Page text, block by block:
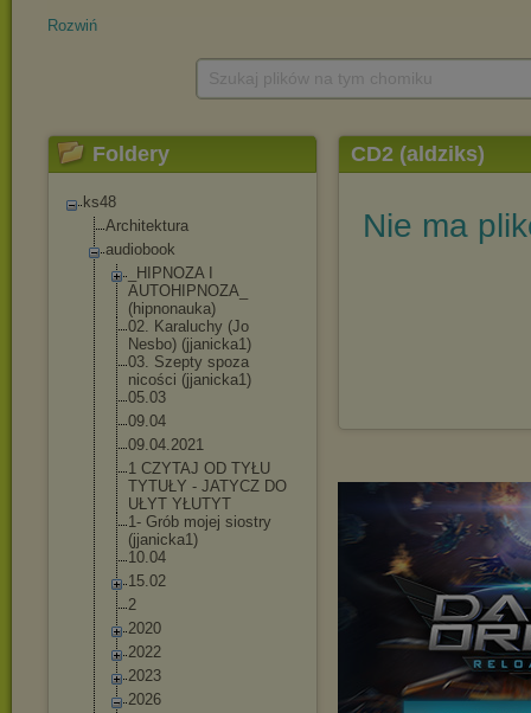
Rozwiń
Foldery
ks48
Architektura
audiobook
_HIPNOZA I
AUTOHIPNOZA_
(hipnonauka)
02. Karaluchy (Jo
Nesbo) (jjanicka1)
03. Szepty spoza
nicości (jjanicka1)
05.03
09.04
09.04.2021
1 CZYTAJ OD TYŁU
TYTUŁY - JATYCZ DO
UŁYT YŁUTYT
1- Grób mojej siostry
(jjanicka1)
10.04
15.02
2
2020
2022
2023
2026
CD2 (aldziks)
Nie ma